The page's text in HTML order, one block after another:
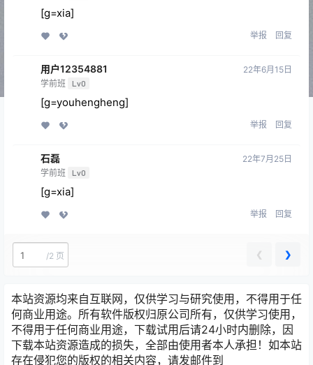
[g=xia]
举报 回复
用户12354881
学前班 Lv0
22年6月15日
[g=youhengheng]
举报 回复
石磊
学前班 Lv0
22年7月25日
[g=xia]
举报 回复
/2 页 ❮ ❯
本站资源均来自互联网，仅供学习与研究使用，不得用于任
何商业用途。所有软件版权归原公司所有，仅供学习使用，
不得用于任何商业用途，下载试用后请24小时内删除，因
下载本站资源造成的损失，全部由使用者本人承担！如本站
存在侵犯您的版权的相关内容，请发邮件到